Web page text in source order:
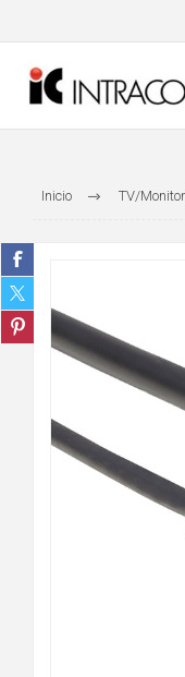
Inicio TV/